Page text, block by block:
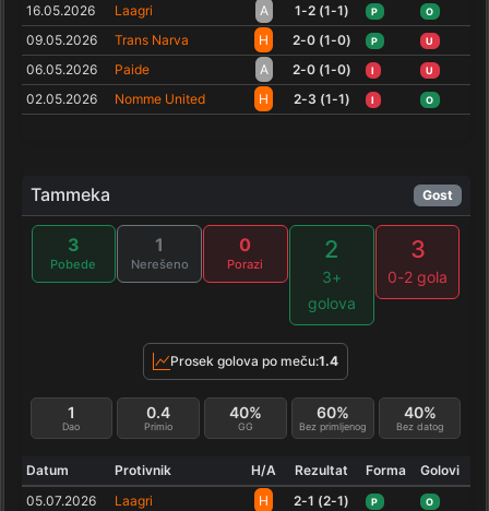
16.05.2026 Laagri A 1-2 (1-1) P O
09.05.2026 Trans Narva H 2-0 (1-0) P U
06.05.2026 Paide A 2-0 (1-0) I U
02.05.2026 Nomme United H 2-3 (1-1) I O
Tammeka Gost
3
Pobede
1
Nerešeno
0
Porazi
2
3+
golova
3
0-2 gola
Prosek golova po meču:1.4
Dao
1
Primio
0.4
GG
40%
Bez primljenog
60%
Bez datog
40%
Datum Protivnik H/A Rezultat Forma
Golovi
05.07.2026
Laagri H 2-1 (2-1) P O